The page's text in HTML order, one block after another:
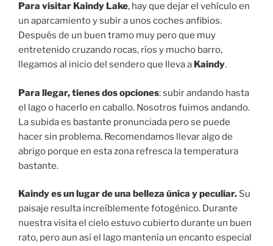
Para visitar Kaindy Lake, hay que dejar el vehículo en
un aparcamiento y subir a unos coches anfibios.
Después de un buen tramo muy pero que muy
entretenido cruzando rocas, ríos y mucho barro,
llegamos al inicio del sendero que lleva a Kaindy.
Para llegar, tienes dos opciones: subir andando hasta
el lago o hacerlo en caballo. Nosotros fuimos andando.
La subida es bastante pronunciada pero se puede
hacer sin problema. Recomendamos llevar algo de
abrigo porque en esta zona refresca la temperatura
bastante.
Kaindy es un lugar de una belleza única y peculiar. Su
paisaje resulta increíblemente fotogénico. Durante
nuestra visita el cielo estuvo cubierto durante un buen
rato, pero aun así el lago mantenía un encanto especial